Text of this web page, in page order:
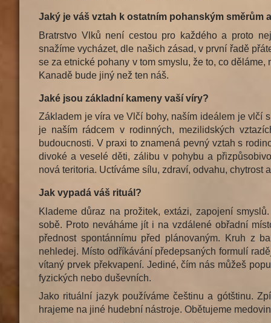
Jaký je váš vztah k ostatním pohanským směrům
Bratrstvo Vlků není cestou pro každého a proto
snažíme vycházet, dle našich zásad, v první řadě
se za etnické pohany v tom smyslu, že to, co
Kanadě bude jiný než ten náš.
Jaké jsou základní kameny vaší víry?
Základem je víra ve Vlčí bohy, naším ideálem je vlčí
je naším rádcem v rodinných, mezilidských
budoucnosti. V praxi to znamená pevný vztah s
divoké a veselé děti, zálibu v pohybu a
nová teritoria. Uctíváme sílu, zdraví, odvahu, chytrost
Jak vypadá váš rituál?
Klademe důraz na prožitek, extázi, zapojení
sobě. Proto neváháme jít i na vzdálené obřadní
přednost spontánnímu před plánovaným. Kruh z
nehledej. Místo odříkávání předepsaných formulí
vítaný prvek překvapení. Jediné, čím nás můžeš
fyzických nebo duševních.
Jako rituální jazyk používáme češtinu a gótštinu.
hrajeme na jiné hudební nástroje. Obětujeme